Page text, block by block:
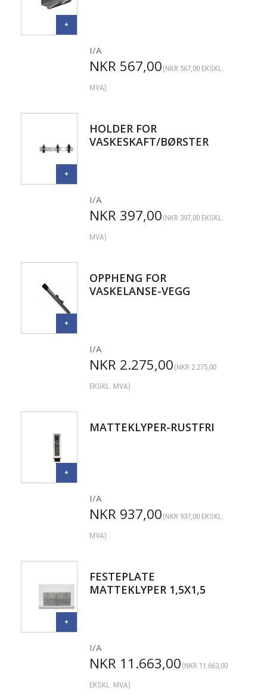
I/A
NKR 567,00 (NKR 567,00EKSKL.
MVA)
HOLDER FOR
VASKESKAFT/BØRSTER
I/A
NKR 397,00 (NKR 397,00EKSKL.
MVA)
OPPHENG FOR
VASKELANSE-VEGG
I/A
NKR 2.275,00 (NKR 2.275,00
EKSKL. MVA)
MATTEKLYPER-RUSTFRI
I/A
NKR 937,00 (NKR 937,00EKSKL.
MVA)
FESTEPLATE
MATTEKLYPER 1,5X1,5
I/A
NKR 11.663,00 (NKR 11.663,00
EKSKL. MVA)